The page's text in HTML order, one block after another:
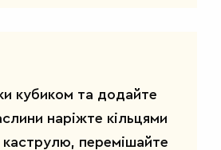
кубиком та додайте
наріжте кільцями
перемішайте